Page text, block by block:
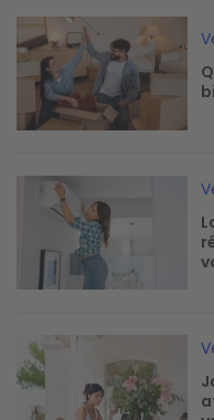
Image
Image
Image